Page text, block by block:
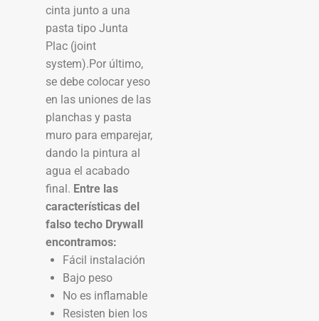
cinta junto a una
pasta tipo Junta
Plac (joint
system).Por último,
se debe colocar yeso
en las uniones de las
planchas y pasta
muro para emparejar,
dando la pintura al
agua el acabado
final. Entre las
características del
falso techo Drywall
encontramos:
Fácil instalación
Bajo peso
No es inflamable
Resisten bien los